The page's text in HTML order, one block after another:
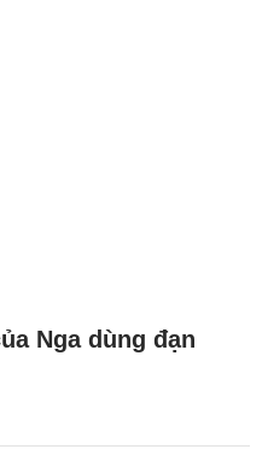
Nga dùng đạn